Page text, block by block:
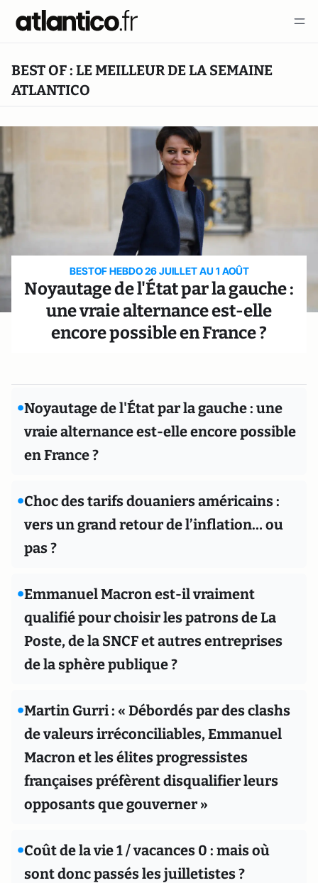
BEST OF : LE MEILLEUR DE LA SEMAINE
ATLANTICO
BESTOF HEBDO 26 JUILLET AU 1 AOÛT
Noyautage de l'État par la gauche :
une vraie alternance est-elle
encore possible en France ?
•Noyautage de l'État par la gauche : une
vraie alternance est-elle encore possible
en France ?
•Choc des tarifs douaniers américains :
vers un grand retour de l’inflation… ou
pas ?
•Emmanuel Macron est-il vraiment
qualifié pour choisir les patrons de La
Poste, de la SNCF et autres entreprises
de la sphère publique ?
•Martin Gurri : « Débordés par des clashs
de valeurs irréconciliables, Emmanuel
Macron et les élites progressistes
françaises préfèrent disqualifier leurs
opposants que gouverner »
•Coût de la vie 1 / vacances 0 : mais où
sont donc passés les juilletistes ?